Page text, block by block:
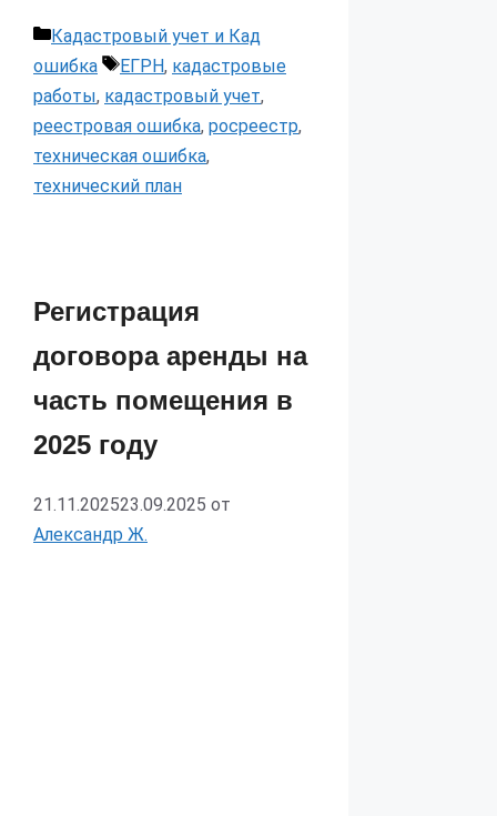
Рубрики
Кадастровый учет и Кад
ошибка
Метки
ЕГРН, кадастровые
работы, кадастровый учет,
реестровая ошибка, росреестр,
техническая ошибка,
технический план
Регистрация
договора аренды на
часть помещения в
2025 году
21.11.202523.09.2025 от
Александр Ж.